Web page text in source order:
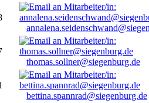
thomas.sollner@siegenburg.de
bettina.spannrad@siegenburg.de